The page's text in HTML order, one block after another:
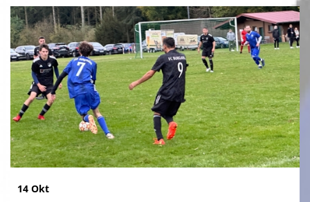
14 Okt